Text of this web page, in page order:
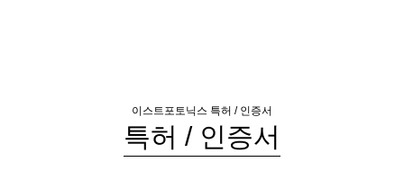
이스트포토닉스 특허 / 인증서
특허 / 인증서